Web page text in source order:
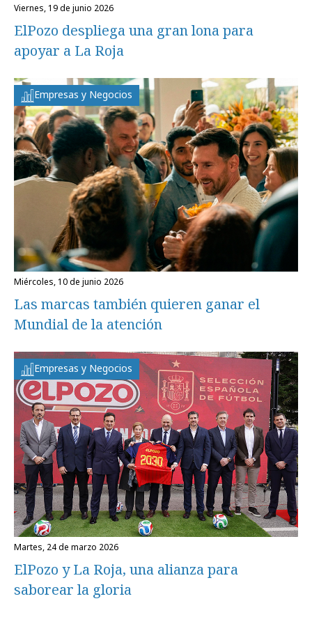
viernes, 19 de junio 2026
ElPozo despliega una gran lona para
apoyar a La Roja
Empresas y Negocios
miércoles, 10 de junio 2026
Las marcas también quieren ganar el
Mundial de la atención
Empresas y Negocios
martes, 24 de marzo 2026
ElPozo y La Roja, una alianza para
saborear la gloria